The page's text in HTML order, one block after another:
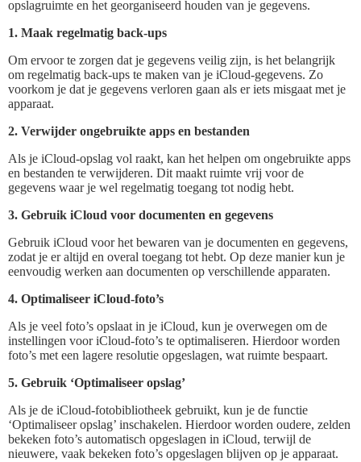
opslagruimte en het georganiseerd houden van je gegevens.
1. Maak regelmatig back-ups
Om ervoor te zorgen dat je gegevens veilig zijn, is het belangrijk
om regelmatig back-ups te maken van je iCloud-gegevens. Zo
voorkom je dat je gegevens verloren gaan als er iets misgaat met je
apparaat.
2. Verwijder ongebruikte apps en bestanden
Als je iCloud-opslag vol raakt, kan het helpen om ongebruikte apps
en bestanden te verwijderen. Dit maakt ruimte vrij voor de
gegevens waar je wel regelmatig toegang tot nodig hebt.
3. Gebruik iCloud voor documenten en gegevens
Gebruik iCloud voor het bewaren van je documenten en gegevens,
zodat je er altijd en overal toegang tot hebt. Op deze manier kun je
eenvoudig werken aan documenten op verschillende apparaten.
4. Optimaliseer iCloud-foto’s
Als je veel foto’s opslaat in je iCloud, kun je overwegen om de
instellingen voor iCloud-foto’s te optimaliseren. Hierdoor worden
foto’s met een lagere resolutie opgeslagen, wat ruimte bespaart.
5. Gebruik ‘Optimaliseer opslag’
Als je de iCloud-fotobibliotheek gebruikt, kun je de functie
‘Optimaliseer opslag’ inschakelen. Hierdoor worden oudere, zelden
bekeken foto’s automatisch opgeslagen in iCloud, terwijl de
nieuwere, vaak bekeken foto’s opgeslagen blijven op je apparaat.